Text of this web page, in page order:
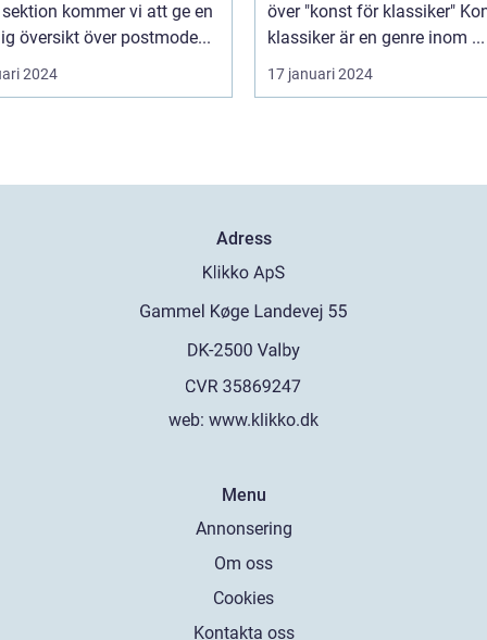
kommer vi att ge en
översikt över postmode...
2024
över "konst för klassiker" Konst för
klassiker är en genre inom ...
17 januari 2024
Adress
web: www.klikko.dk
Menu
Annonsering
Om oss
Cookies
Kontakta oss